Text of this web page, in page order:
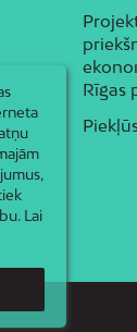
Rīgas
Lai